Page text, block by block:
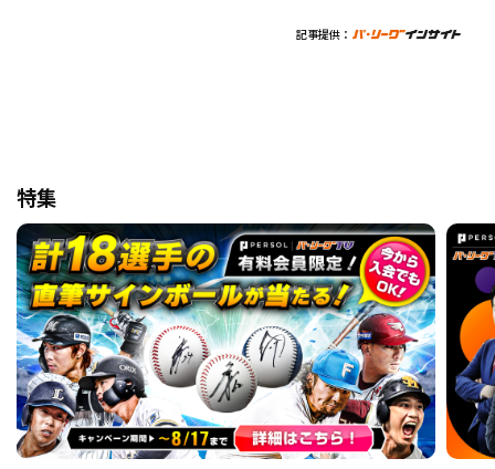
記事提供：
特集